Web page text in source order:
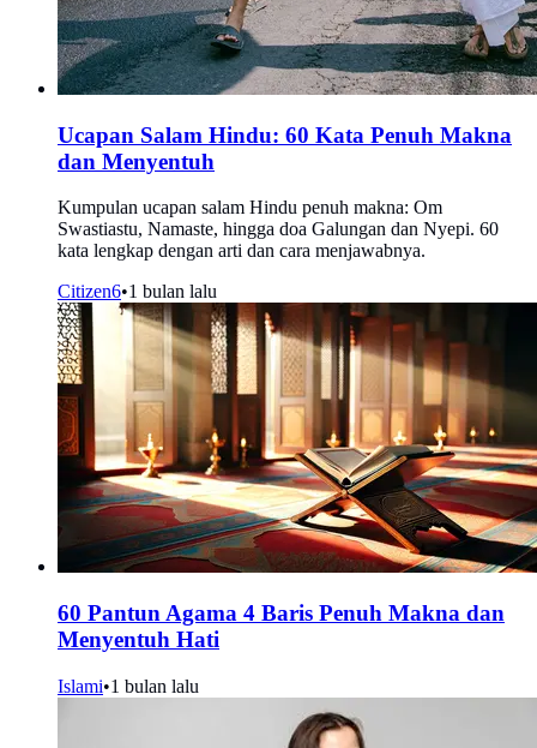
Ucapan Salam Hindu: 60 Kata Penuh Makna
dan Menyentuh
Kumpulan ucapan salam Hindu penuh makna: Om
Swastiastu, Namaste, hingga doa Galungan dan Nyepi. 60
kata lengkap dengan arti dan cara menjawabnya.
Citizen6•1 bulan lalu
60 Pantun Agama 4 Baris Penuh Makna dan
Menyentuh Hati
Islami•1 bulan lalu